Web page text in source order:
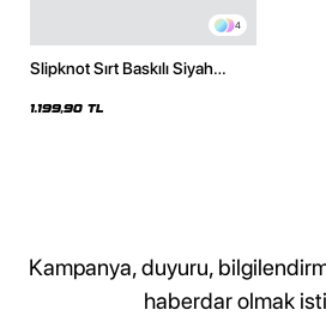
4
Slipknot Sırt Baskılı Siyah
1.199,90 TL
Kampanya, duyuru,
haberdar olmak